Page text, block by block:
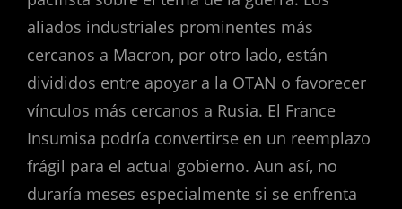
aliados industriales prominentes más
cercanos a Macron, por otro lado, están
divididos entre apoyar a la OTAN o favorecer
vínculos más cercanos a Rusia. El France
Insumisa podría convertirse en un reemplazo
frágil para el actual gobierno. Aun así, no
duraría meses especialmente si se enfrenta